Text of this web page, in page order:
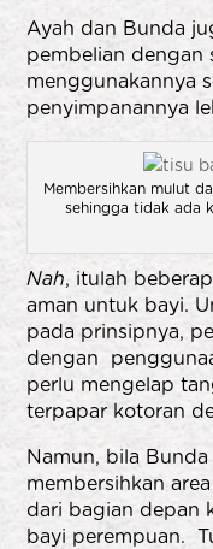
Ayah dan Bunda
pembelian dengan
menggunakannya
penyimpanannya
Membersihkan mulut
sehingga tidak ada
Nah, itulah
aman untuk bayi.
pada prinsipnya,
dengan
perlu mengelap
terpapar kotoran
Namun, bila
membersihkan
dari bagian depan
bayi perempuan.